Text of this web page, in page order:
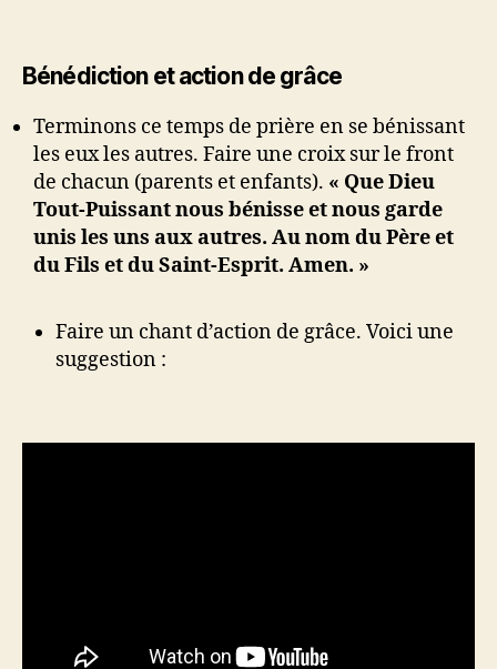
Bénédiction et action de grâce
Terminons ce temps de prière en se bénissant
les eux les autres. Faire une croix sur le front
de chacun (parents et enfants). « Que Dieu
Tout-Puissant nous bénisse et nous garde
unis les uns aux autres. Au nom du Père et
du Fils et du Saint-Esprit. Amen. »
Faire un chant d’action de grâce. Voici une
suggestion :